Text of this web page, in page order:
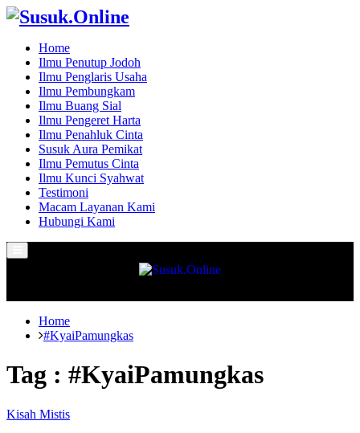
Home
Ilmu Penutup Jodoh
Ilmu Penglaris Usaha
Ilmu Pembungkam
Ilmu Buang Sial
Ilmu Pengeret Harta
Ilmu Penahluk Cinta
Susuk Aura Pemikat
Ilmu Pemutus Cinta
Ilmu Kunci Syahwat
Testimoni
Macam Layanan Kami
Hubungi Kami
Menu
Home
#KyaiPamungkas
Tag : #KyaiPamungkas
Kisah Mistis